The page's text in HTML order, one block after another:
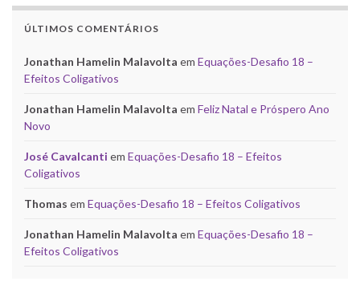
ÚLTIMOS COMENTÁRIOS
Jonathan Hamelin Malavolta em Equações-Desafio 18 –
Efeitos Coligativos
Jonathan Hamelin Malavolta em Feliz Natal e Próspero Ano
Novo
José Cavalcanti em Equações-Desafio 18 – Efeitos
Coligativos
Thomas em Equações-Desafio 18 – Efeitos Coligativos
Jonathan Hamelin Malavolta em Equações-Desafio 18 –
Efeitos Coligativos